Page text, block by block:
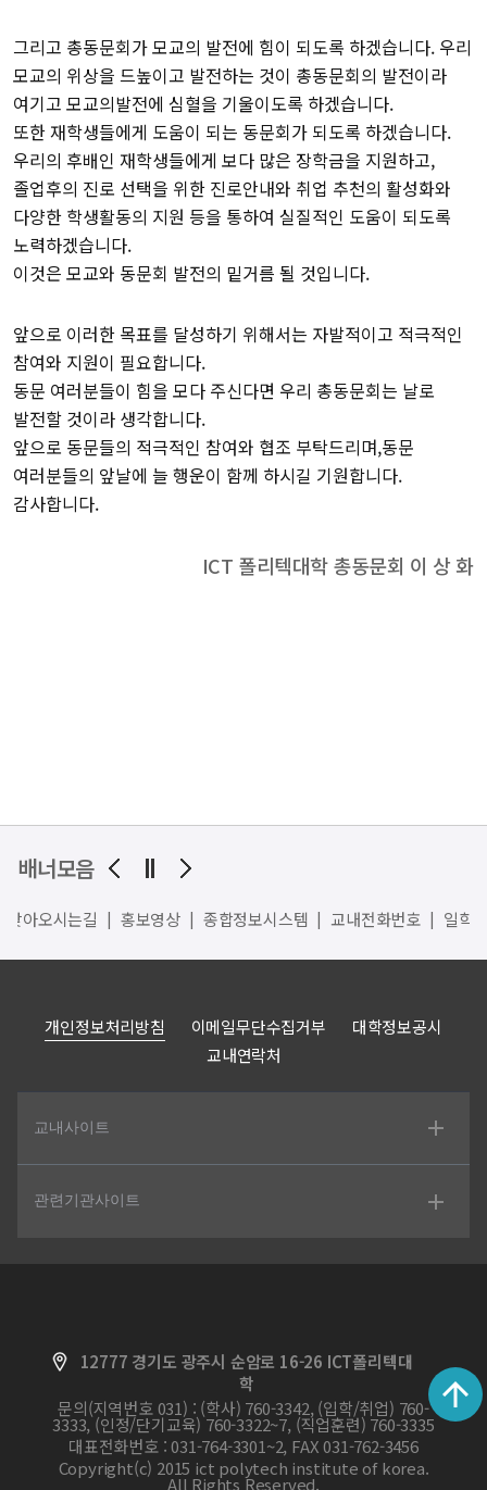
그리고 총동문회가 모교의 발전에 힘이 되도록 하겠습니다. 우리
모교의 위상을 드높이고 발전하는 것이 총동문회의 발전이라
여기고 모교의발전에 심혈을 기울이도록 하겠습니다.
또한 재학생들에게 도움이 되는 동문회가 되도록 하겠습니다.
우리의 후배인 재학생들에게 보다 많은 장학금을 지원하고,
졸업후의 진로 선택을 위한 진로안내와 취업 추천의 활성화와
다양한 학생활동의 지원 등을 통하여 실질적인 도움이 되도록
노력하겠습니다.
이것은 모교와 동문회 발전의 밑거름 될 것입니다.
앞으로 이러한 목표를 달성하기 위해서는 자발적이고 적극적인
참여와 지원이 필요합니다.
동문 여러분들이 힘을 모다 주신다면 우리 총동문회는 날로
발전할 것이라 생각합니다.
앞으로 동문들의 적극적인 참여와 협조 부탁드리며,동문
여러분들의 앞날에 늘 행운이 함께 하시길 기원합니다.
감사합니다.
ICT 폴리텍대학 총동문회 이 상 화
배너모음
찾아오시는길 홍보영상 종합정보시스템 교내전화번호 일학
개인정보처리방침 이메일무단수집거부
대학정보공시
교내연락처
교내사이트
관련기관사이트
12777 경기도 광주시 순암로 16-26 ICT폴리텍대
학
문의(지역번호 031) : (학사) 760-3342, (입학/취업) 760-
3333, (인정/단기교육) 760-3322~7, (직업훈련) 760-3335
대표전화번호 : 031-764-3301~2, FAX 031-762-3456
Copyright(c) 2015 ict polytech institute of korea.
All Rights Reserved.